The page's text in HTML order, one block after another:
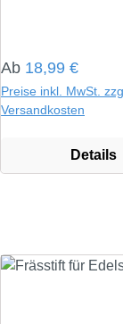
Regulärer Preis:
Ab 18,99 €
Preise inkl. MwSt.
Versandkosten
Details